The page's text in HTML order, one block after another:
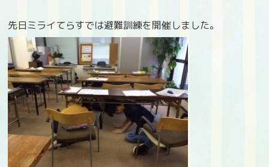
先日ミライてらすでは避難訓練を開催しました。